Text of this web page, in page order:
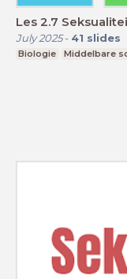
Les 2.7
July 2025- 41 slides
Biologie Middelbare